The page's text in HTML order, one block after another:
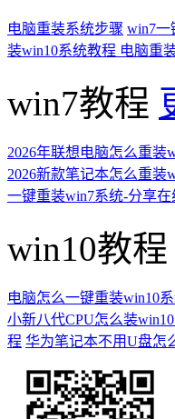
电脑重装系统步骤 win7一
装win10系统教程 电脑重
win7教程
2026年联想电脑怎么重装
2026新款笔记本怎么重装
一键重装win7系统-分享
win10教程
电脑怎么一键重装win10
小新八代CPU怎么装
程 华为笔记本不用U盘怎